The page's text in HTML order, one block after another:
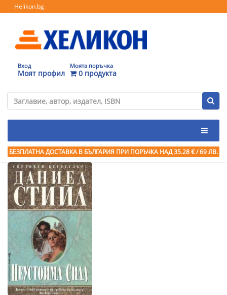
Helikon.bg
Вход
Моят профил
Моята поръчка
0 продукта
БЕЗПЛАТНА ДОСТАВКА В БЪЛГАРИЯ ПРИ ПОРЪЧКА НАД 35.28 € / 69 ЛВ.